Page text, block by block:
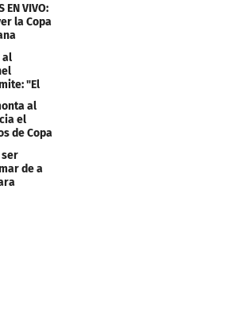
EN VIVO:
la Copa
al
"El
al
el
de Copa
ser
de a